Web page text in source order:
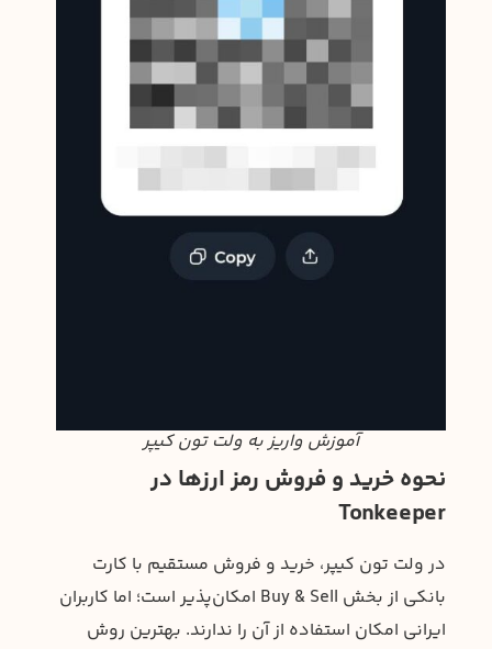
آموزش واریز به ولت تون کیپر
نحوه خرید و فروش رمز ارزها در
Tonkeeper
در ولت تون کیپر، خرید و فروش مستقیم با کارت
بانکی از بخش Buy & Sell امکان‌پذیر است؛ اما کاربران
ایرانی امکان استفاده از آن را ندارند. بهترین روش